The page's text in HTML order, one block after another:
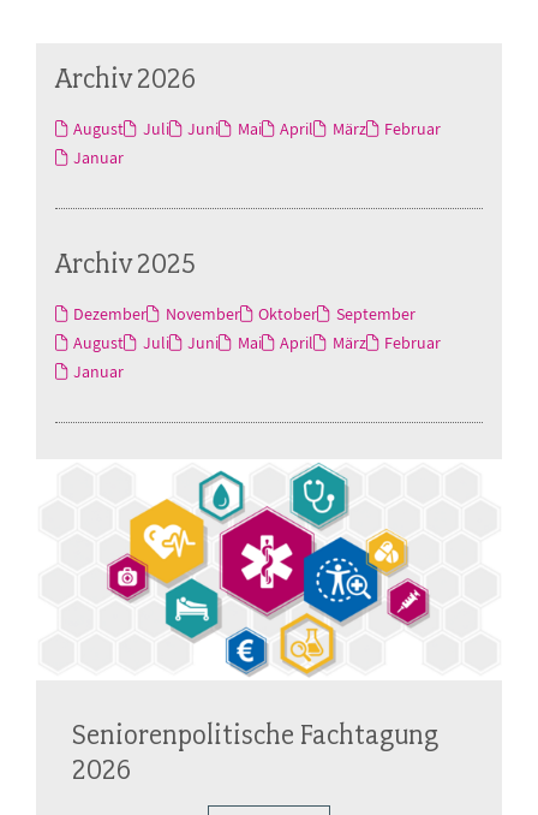
Archiv 2026
August Juli Juni Mai April März
Februar
Januar
Archiv 2025
Dezember November Oktober
September
August
Juli Juni Mai April März
Februar
Januar
Seniorenpolitische Fachtagung
2026